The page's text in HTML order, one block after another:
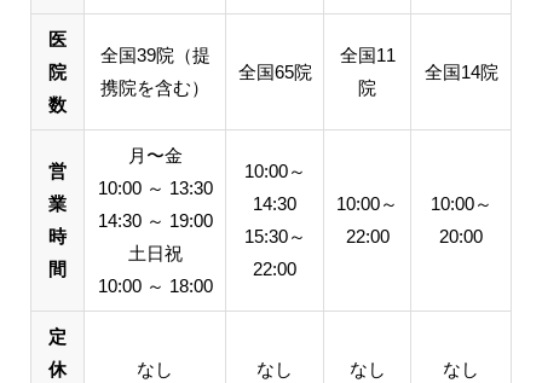
医
院
数
全国39院（提
携院を含む）
全国65院
全国11
院
全国14院
営
業
時
間
月〜金
10:00 ～ 13:30
14:30 ～ 19:00
土日祝
10:00 ～ 18:00
10:00～
14:30
15:30～
22:00
10:00～
22:00
10:00～
20:00
定
休
なし なし なし なし